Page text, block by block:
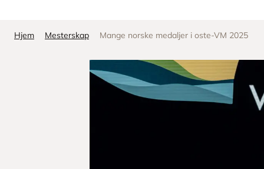
Hjem Mesterskap Mange norske medaljer i oste-VM 2025